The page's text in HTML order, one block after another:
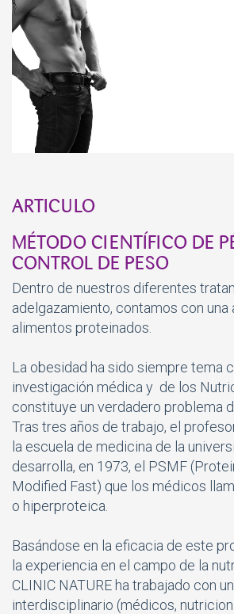
ARTICULO
MÉTODO CIENTÍFICO DE
CONTROL DE PESO
Dentro de nuestros diferentes
adelgazamiento, contamos con una
alimentos proteinados.
La obesidad ha sido siempre tema
investigación médica y de los
constituye un verdadero problema
Tras tres años de trabajo, el
la escuela de medicina de la
desarrolla, en 1973, el PSMF
Modified Fast) que los médicos
o hiperproteica.
Basándose en la eficacia de este
la experiencia en el campo de la
CLINIC NATURE ha trabajado con
interdisciplinario (médicos,